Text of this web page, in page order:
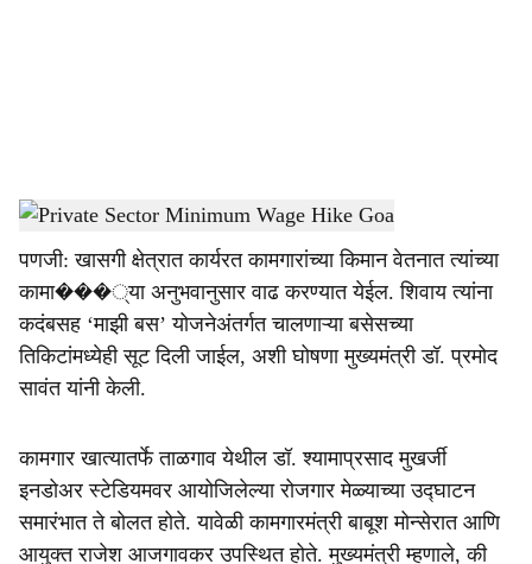
a
r
e
Private Sector Minimum Wage Hike Goa -Dainik Gomantak
पणजी: खासगी क्षेत्रात कार्यरत कामगारांच्‍या किमान वेतनात त्‍यांच्‍या
कामा���्‍या अनुभवानुसार वाढ करण्‍यात येईल. शिवाय त्‍यांना
कदंबसह ‘माझी बस’ योजनेअंतर्गत चालणाऱ्या बसेसच्‍या
तिकिटांमध्‍येही सूट दिली जाईल, अशी घोषणा मुख्‍यमंत्री डॉ. प्रमोद
सावंत यांनी केली.
कामगार खात्‍यातर्फे ताळगाव येथील डॉ. श्‍‍यामाप्रसाद मुखर्जी
इनडोअर स्‍टेडियमवर आयोजिलेल्‍या रोजगार मेळ्याच्‍या उद्‍घाटन
समारंभात ते बोलत होते. यावेळी कामगारमंत्री बाबूश मोन्‍सेरात आणि
आयुक्त राजेश आजगावकर उपस्‍थित होते. मुख्‍यमंत्री म्‍हणाले, की